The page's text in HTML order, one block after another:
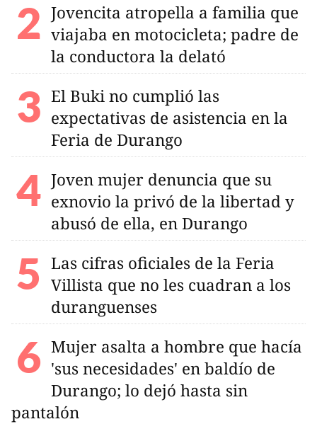
Jovencita atropella a familia que
viajaba en motocicleta; padre de
la conductora la delató
El Buki no cumplió las
expectativas de asistencia en la
Feria de Durango
Joven mujer denuncia que su
exnovio la privó de la libertad y
abusó de ella, en Durango
Las cifras oficiales de la Feria
Villista que no les cuadran a los
duranguenses
Mujer asalta a hombre que hacía
'sus necesidades' en baldío de
Durango; lo dejó hasta sin
pantalón